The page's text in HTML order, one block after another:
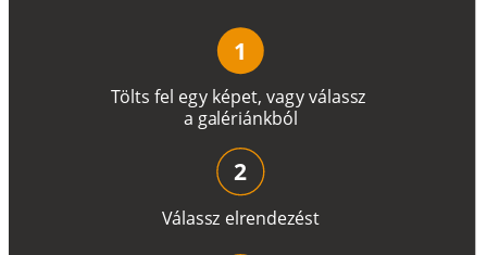
Tölts fel egy képet, vagyválassz
a galériánkból
1
Válassz elrendezést
2